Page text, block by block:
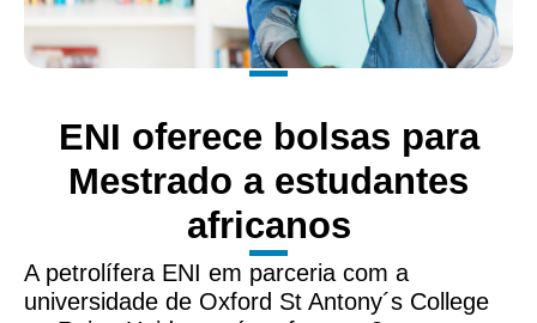
ENI oferece bolsas para
Mestrado a estudantes
africanos
A petrolífera ENI em parceria com a
universidade de Oxford St Antony´s College